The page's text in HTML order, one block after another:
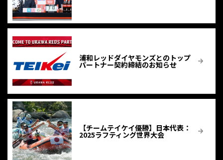
浦和レッドダイヤモンズとのトップ
パートナー契約締結のお知らせ
【チームテイケイ優勝】⽇本代表：
2025ラフティング世界大会